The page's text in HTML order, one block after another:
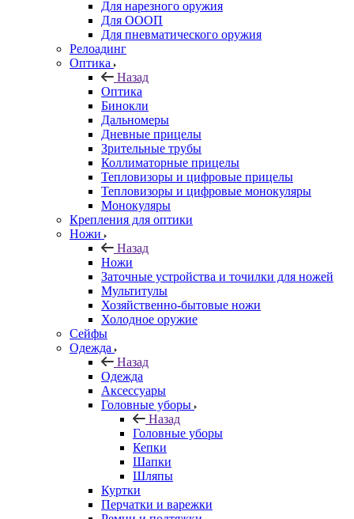
Для нарезного оружия
Для ОООП
Для пневматического оружия
Релоадинг
Оптика
Назад
Оптика
Бинокли
Дальномеры
Дневные прицелы
Зрительные трубы
Коллиматорные прицелы
Тепловизоры и цифровые прицелы
Тепловизоры и цифровые монокуляры
Монокуляры
Крепления для оптики
Ножи
Назад
Ножи
Заточные устройства и точилки для ножей
Мультитулы
Хозяйственно-бытовые ножи
Холодное оружие
Сейфы
Одежда
Назад
Одежда
Аксессуары
Головные уборы
Назад
Головные уборы
Кепки
Шапки
Шляпы
Куртки
Перчатки и варежки